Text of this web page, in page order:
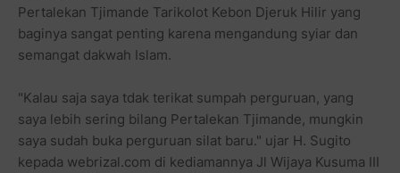
Pertalekan Tjimande Tarikolot Kebon Djeruk Hilir yang
baginya sangat penting karena mengandung syiar dan
semangat dakwah Islam.
"Kalau saja saya tdak terikat sumpah perguruan, yang
saya lebih sering bilang Pertalekan Tjimande, mungkin
saya sudah buka perguruan silat baru." ujar H. Sugito
kepada webrizal.com di kediamannya Jl Wijaya Kusuma III